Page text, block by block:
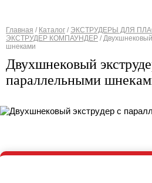
Вы здесь
Главная / Каталог / ЭКСТРУДЕРЫ ДЛЯ
ЭКСТРУДЕР КОМПАУНДЕР /
шнеками
Двухшнековый
параллельными